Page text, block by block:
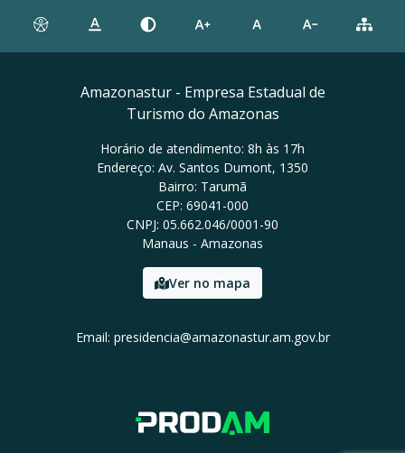
Amazonastur - Empresa Estadual de
Turismo do Amazonas
Horário de atendimento: 8h às 17h
Endereço: Av. Santos Dumont, 1350
Bairro: Tarumã
CEP: 69041-000
CNPJ: 05.662.046/0001-90
Manaus - Amazonas
Ver no mapa
Email: presidencia@amazonastur.am.gov.br